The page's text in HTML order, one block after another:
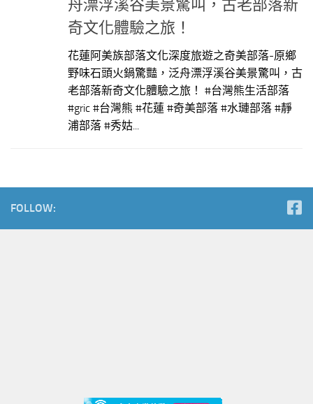
舟漂浮溪谷美景驚叫，古老部落新
奇文化體驗之旅！
花蓮阿美族部落文化深度旅遊之奇美部落-原鄉
野味石頭火鍋驚豔，泛舟漂浮溪谷美景驚叫，古
老部落新奇文化體驗之旅！ #台灣熊生活部落
#gric #台灣熊 #花蓮 #奇美部落 #水璉部落 #靜
浦部落 #秀姑...
FOLLOW: